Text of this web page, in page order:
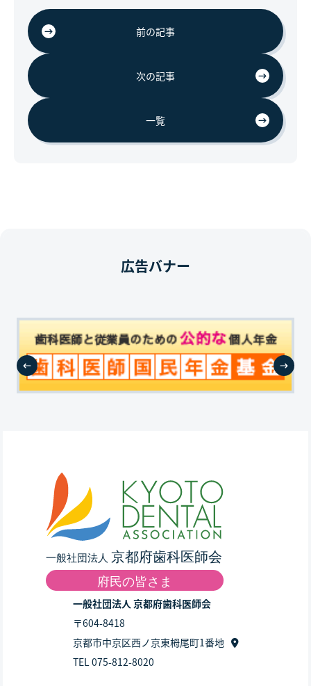
前の記事
次の記事
一覧
広告バナー
一般社団法人 京都府歯科医師会
〒604-8418
京都市中京区西ノ京東栂尾町1番地
TEL 075-812-8020